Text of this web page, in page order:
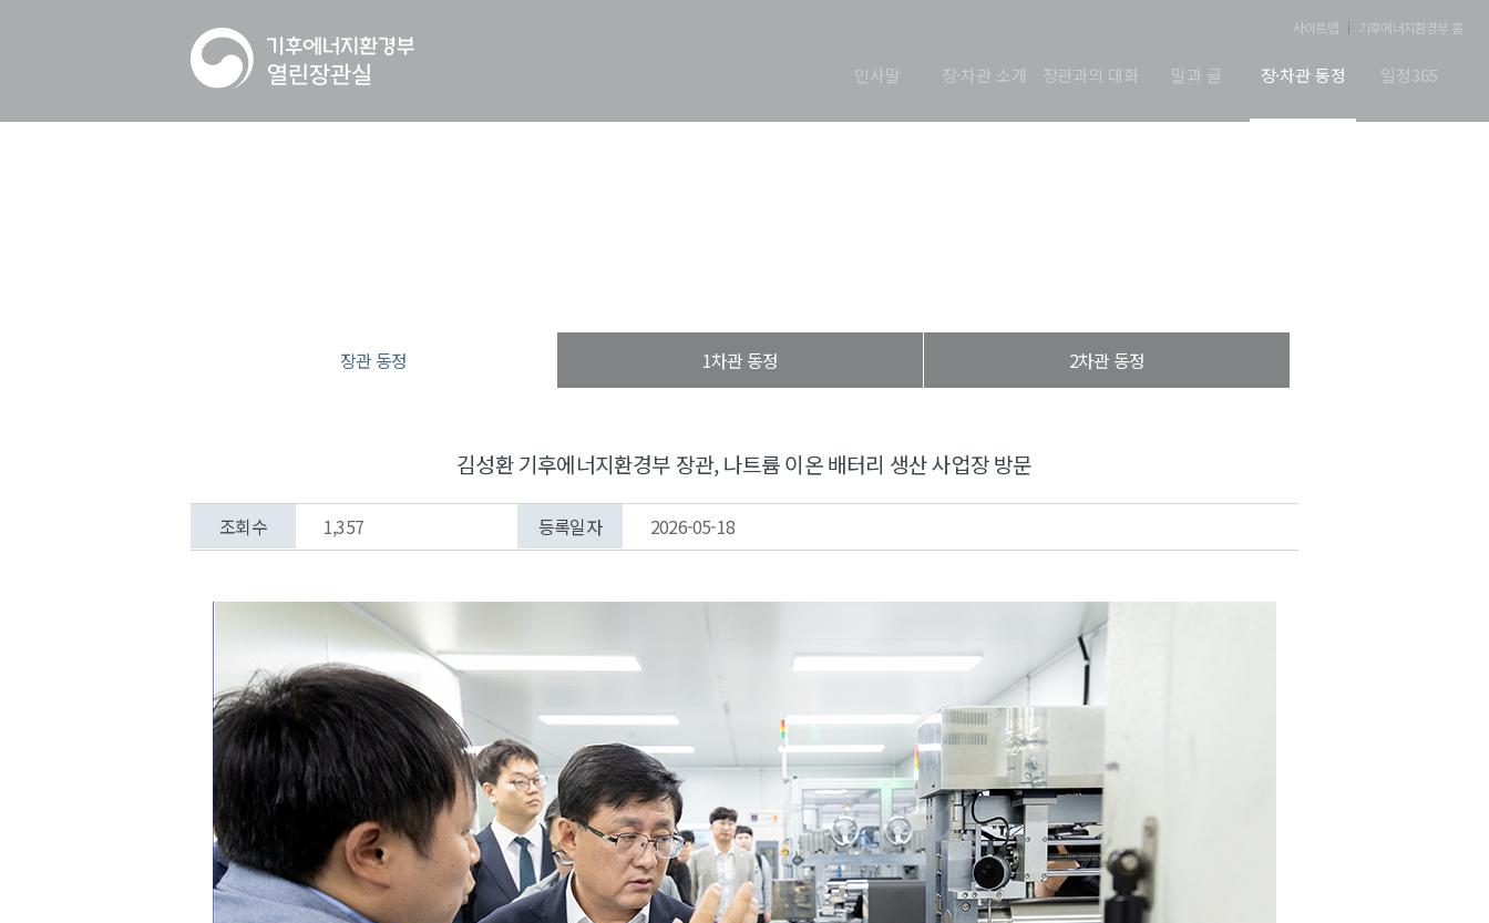
사이트맵 기후에너지환경부 홈
인사말 장·차관 소개 장관과의 대화 말과 글 장·차관 동정 일정365
장관 동정 1차관 동정 2차관 동정
김성환 기후에너지환경부 장관, 나트륨 이온 배터리 생산 사업장 방문
조회수 1,357 등록일자 2026-05-18